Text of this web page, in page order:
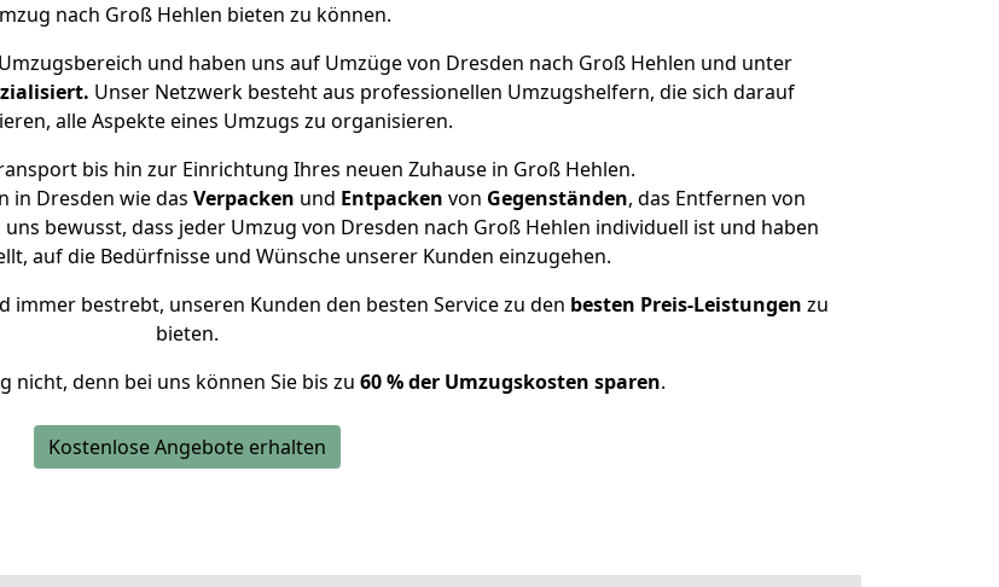
nach Groß Hehlen bieten zu können.
und haben uns auf Umzüge von Dresden nach Groß Hehlen und unter
Unser Netzwerk besteht aus professionellen Umzugshelfern, die sich darauf
alle Aspekte eines Umzugs zu organisieren.
bis hin zur Einrichtung Ihres neuen Zuhause in Groß Hehlen.
in Dresden wie das Verpacken und Entpacken von Gegenständen, das Entfernen von
bewusst, dass jeder Umzug von Dresden nach Groß Hehlen individuell ist und haben
auf die Bedürfnisse und Wünsche unserer Kunden einzugehen.
immer bestrebt, unseren Kunden den besten Service zu den besten Preis-Leistungen zu
bieten.
denn bei uns können Sie bis zu 60 % der Umzugskosten sparen.
Kostenlose Angebote erhalten